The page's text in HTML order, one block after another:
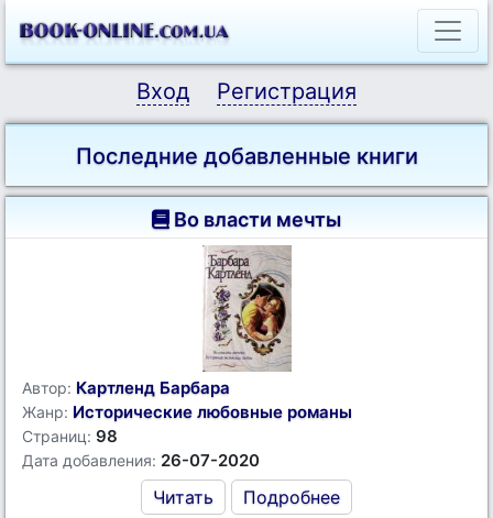
Вход Регистрация
Последние добавленные книги
Во власти мечты
Автор: Картленд Барбара
Жанр: Исторические любовные романы
Страниц: 98
Дата добавления: 26-07-2020
Читать Подробнее